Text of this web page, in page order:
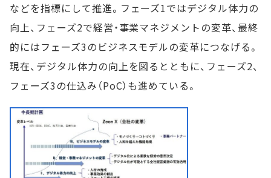
などを指標にして推進。フェーズ1ではデジタル体力の
向上、フェーズ2で経営・事業マネジメントの変革、最終
的にはフェーズ3のビジネスモデルの変革につなげる。
現在、デジタル体力の向上を図るとともに、フェーズ2、
フェーズ3の仕込み（PoC）も進めている。